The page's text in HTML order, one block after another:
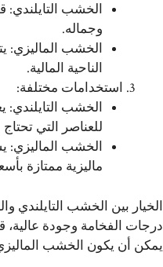
الخشب التايلندي:
وجماله.
الخشب الماليزي:
الناحية المالية.
استخدامات مختلفة:
الخشب التايلندي:
للعناصر التي تحتاج
الخشب الماليزي:
ماليزية ممتازة
الخيار بين الخشب
درجات الفخامة وجودة
يمكن أن يكون الخشب